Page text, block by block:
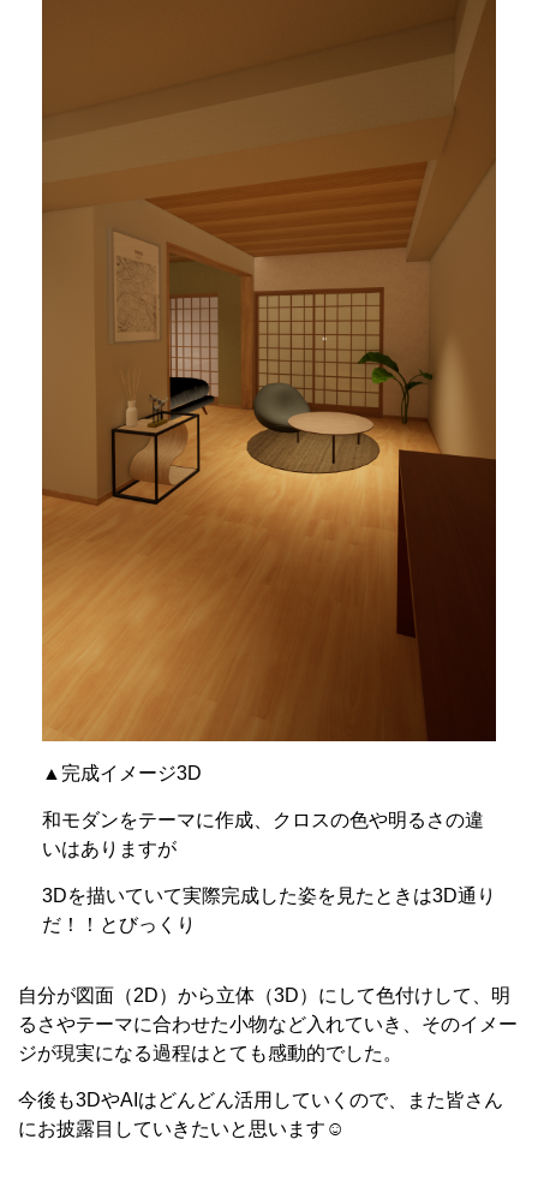
▲完成イメージ3D
和モダンをテーマに作成、クロスの色や明るさの違
いはありますが
3Dを描いていて実際完成した姿を見たときは3D通り
だ！！とびっくり
自分が図面（2D）から立体（3D）にして色付けして、明
るさやテーマに合わせた小物など入れていき、そのイメー
ジが現実になる過程はとても感動的でした。
今後も3DやAIはどんどん活用していくので、また皆さん
にお披露目していきたいと思います☺